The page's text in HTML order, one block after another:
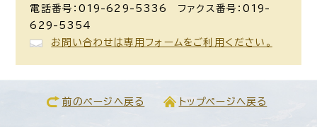
電話番号：019-629-5336 ファクス番号：019-
629-5354
お問い合わせは専用フォームをご利用ください。
前のページへ戻る トップページへ戻る